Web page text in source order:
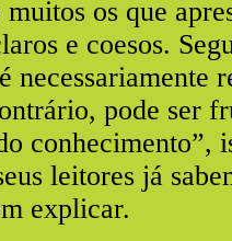
os que
e coesos.
necessariamente
pode ser
conhecimento”,
leitores já
explicar.